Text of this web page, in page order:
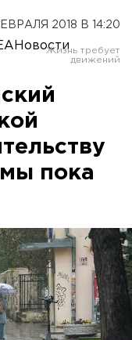
2018 В 14:20
пока